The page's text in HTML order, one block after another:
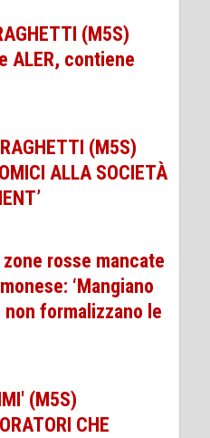
(M5S)
ALER, contiene
(M5S)
ALLA SOCIETÀ
rosse mancate
‘Mangiano
formalizzano le
(M5S)
CHE